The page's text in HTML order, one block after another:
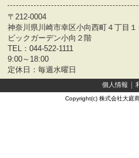
〒212-0004
神奈川県川崎市幸区小向西町４丁目
ビックガーデン小向２階
TEL： 044-522-1111
9:00～18:00
定休日：毎週水曜日
個人情報
Copyright(c) 株式会社大庭